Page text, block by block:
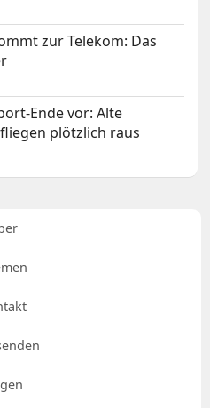
zur Telekom: Das
Ende vor: Alte
plötzlich raus